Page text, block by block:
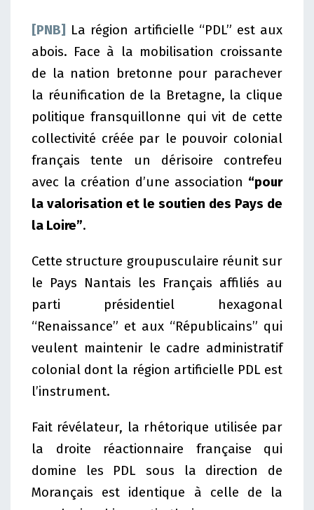
[PNB] La région artificielle “PDL” est aux
abois. Face à la mobilisation croissante
de la nation bretonne pour parachever
la réunification de la Bretagne, la clique
politique fransquillonne qui vit de cette
collectivité créée par le pouvoir colonial
français tente un dérisoire contrefeu
avec la création d’une association “pour
la valorisation et le soutien des Pays de
la Loire”.
Cette structure groupusculaire réunit sur
le Pays Nantais les Français affiliés au
parti présidentiel hexagonal
“Renaissance” et aux “Républicains” qui
veulent maintenir le cadre administratif
colonial dont la région artificielle PDL est
l’instrument.
Fait révélateur, la rhétorique utilisée par
la droite réactionnaire française qui
domine les PDL sous la direction de
Morançais est identique à celle de la